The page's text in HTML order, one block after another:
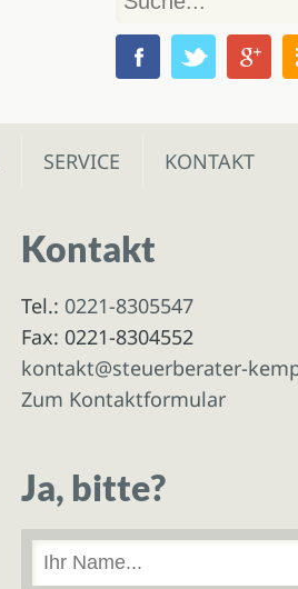
SERVICE KONTAKT
Kontakt
Tel.: 0221-8305547
Fax: 0221-8304552
kontakt@steuerberater-
Zum Kontaktformular
Ja, bitte?